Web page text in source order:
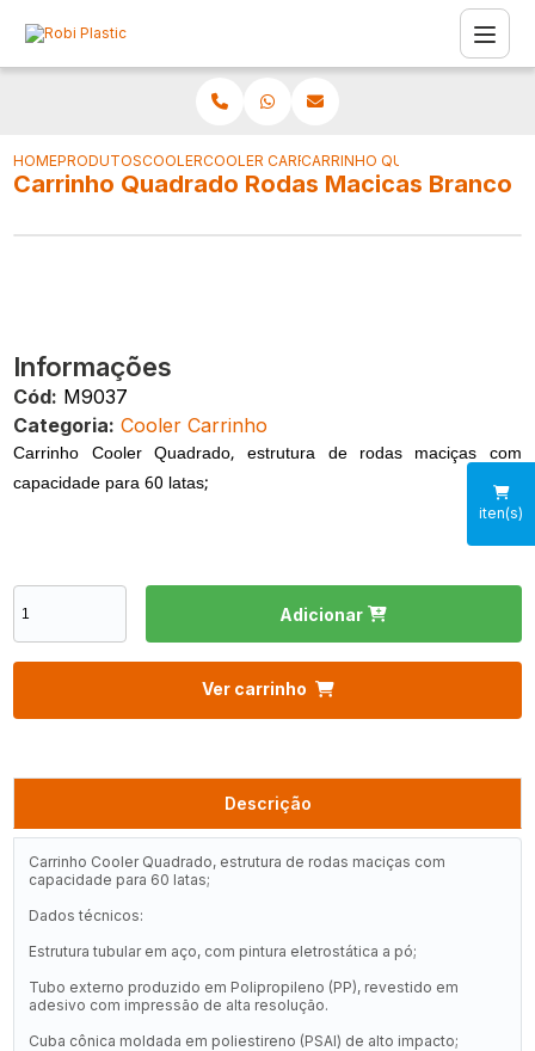
HOMEPRODUTOSCOOLERCOOLER CARRINHOCARRINHO QUADRADO RODAS
Carrinho Quadrado Rodas Macicas Branco
Informações
Cód: M9037
Categoria: Cooler Carrinho
Carrinho Cooler Quadrado, estrutura de rodas maciças com
capacidade para 60 latas;
Adicionar
Ver carrinho
Descrição
Carrinho Cooler Quadrado, estrutura de rodas maciças com
capacidade para 60 latas;
Dados técnicos:
Estrutura tubular em aço, com pintura eletrostática a pó;
Tubo externo produzido em Polipropileno (PP), revestido em
adesivo com impressão de alta resolução.
Cuba cônica moldada em poliestireno (PSAI) de alto impacto;
iten(s)